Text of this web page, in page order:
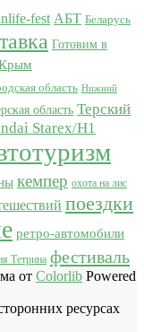
fest АБТ Беларусь
Готовим в
область Нижний
область Терский
Starex/H1
кемпер охота на лис
поездки
ретро-автомобили
Тетрина фестиваль
от Colorlib Powered
ресурсах